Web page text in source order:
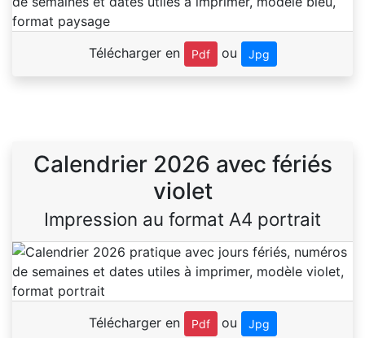
Télécharger en Pdf ou Jpg
Calendrier 2026 avec fériés
violet
Impression au format A4 portrait
Télécharger en Pdf ou Jpg